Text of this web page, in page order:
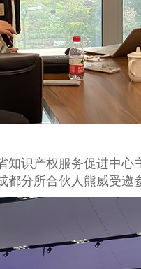
知识产权服务促进中
都分所合伙人熊威受邀